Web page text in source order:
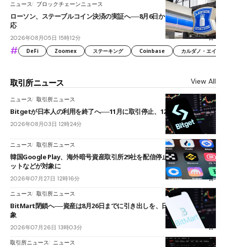
ニュース ブロックチェーンニュース
ローソン、ステーブルコイン決済の実証へ──8月6日からJPYCやUSDC対
応
2026年08月05日 15時12分
# DeFi Zoomex ステーキング Coinbase カルダノ・エイ
取引所ニュース View All
ニュース 取引所ニュース
Bitgetが日本人の利用を終了へ──11月に取引停止、12月末に強制決済
2026年08月03日 12時24分
ニュース 取引所ニュース
韓国Google Play、海外暗号資産取引所29社を配信停止──OKXやバイビ
ットなどが対象に
2026年07月27日 12時16分
ニュース 取引所ニュース
BitMart閉鎖へ──資産は8月26日までに引き出しを、日本人利用者も対
象
2026年07月26日 13時03分
取引所ニュース ニュース